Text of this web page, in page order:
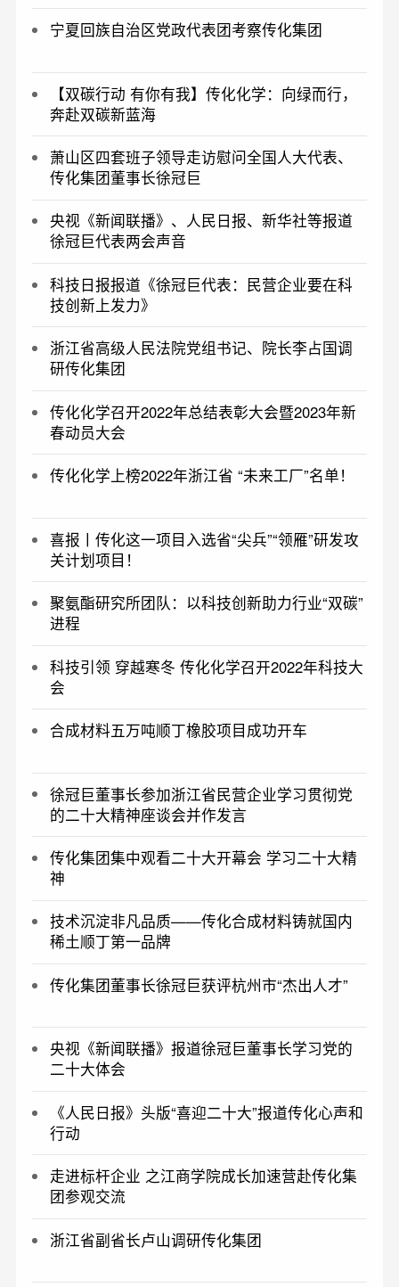
宁夏回族自治区党政代表团考察传化集团
【双碳行动 有你有我】传化化学：向绿而行，
奔赴双碳新蓝海
萧山区四套班子领导走访慰问全国人大代表、
传化集团董事长徐冠巨
​央视《新闻联播》、人民日报、新华社等报道
徐冠巨代表两会声音
科技日报报道《徐冠巨代表：民营企业要在科
技创新上发力》
浙江省高级人民法院党组书记、院长李占国调
研传化集团
传化化学召开2022年总结表彰大会暨2023年新
春动员大会
传化化学上榜2022年浙江省 “未来工厂”名单！
喜报丨传化这一项目入选省“尖兵”“领雁”研发攻
关计划项目！
聚氨酯研究所团队：以科技创新助力行业“双碳”
进程
科技引领 穿越寒冬 传化化学召开2022年科技大
会
合成材料五万吨顺丁橡胶项目成功开车
徐冠巨董事长参加浙江省民营企业学习贯彻党
的二十大精神座谈会并作发言
传化集团集中观看二十大开幕会 学习二十大精
神
技术沉淀非凡品质——传化合成材料铸就国内
稀土顺丁第一品牌
传化集团董事长徐冠巨获评杭州市“杰出人才”
央视《新闻联播》报道徐冠巨董事长学习党的
二十大体会
《人民日报》头版“喜迎二十大”报道传化心声和
行动
走进标杆企业 之江商学院成长加速营赴传化集
团参观交流
浙江省副省长卢山调研传化集团